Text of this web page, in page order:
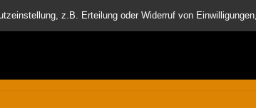
z.B. Erteilung oder Widerruf von